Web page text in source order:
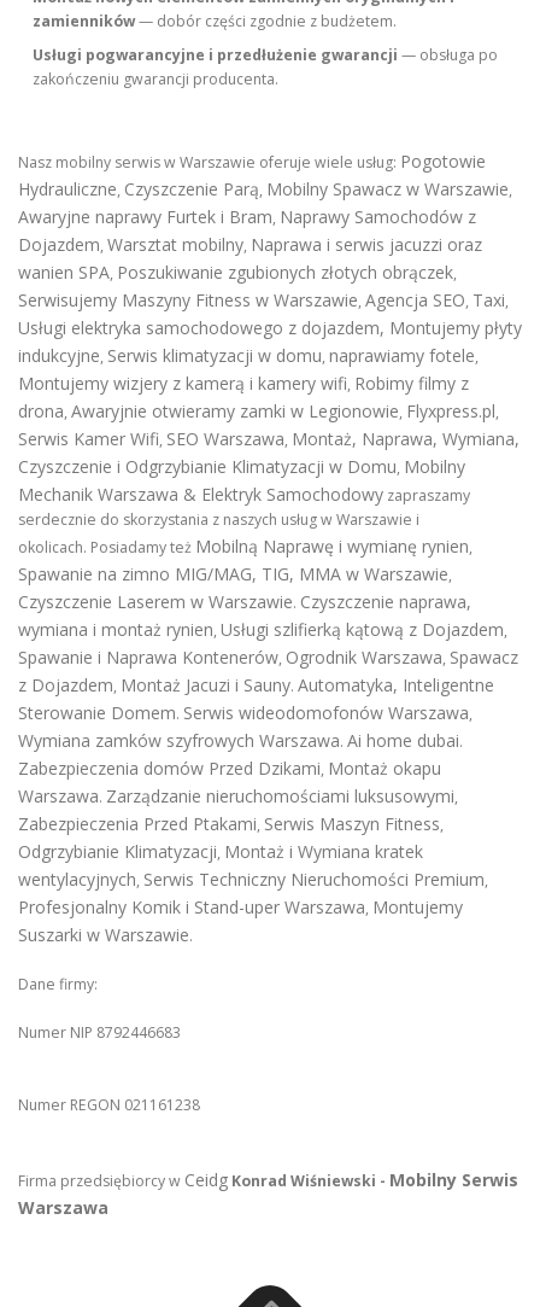
zamienników— dobór części zgodnie z budżetem.
Usługi pogwarancyjne i przedłużenie gwarancji — obsługa po
zakończeniu gwarancji producenta.
Nasz mobilny serwis w Warszawie oferuje wiele usług: Pogotowie
Hydrauliczne, Czyszczenie Parą, Mobilny Spawacz w Warszawie,
Awaryjne naprawy Furtek i Bram, Naprawy Samochodów z
Dojazdem, Warsztat mobilny, Naprawa i serwis jacuzzi oraz
wanien SPA, Poszukiwanie zgubionych złotych obrączek,
Serwisujemy Maszyny Fitness w Warszawie, Agencja SEO, Taxi,
Usługi elektryka samochodowego z dojazdem, Montujemy płyty
indukcyjne, Serwis klimatyzacji w domu, naprawiamy fotele,
Montujemy wizjery z kamerą i kamery wifi, Robimy filmy z
drona, Awaryjnie otwieramy zamki w Legionowie, Flyxpress.pl,
Serwis Kamer Wifi, SEO Warszawa, Montaż, Naprawa, Wymiana,
Czyszczenie i Odgrzybianie Klimatyzacji w Domu, Mobilny
Mechanik Warszawa & Elektryk Samochodowy zapraszamy
serdecznie do skorzystania z naszych usług w Warszawie i
okolicach. Posiadamy też Mobilną Naprawę i wymianę rynien,
Spawanie na zimno MIG/MAG, TIG, MMA w Warszawie,
Czyszczenie Laserem w Warszawie. Czyszczenie naprawa,
wymiana i montaż rynien, Usługi szlifierką kątową z Dojazdem,
Spawanie i Naprawa Kontenerów, Ogrodnik Warszawa, Spawacz
z Dojazdem, Montaż Jacuzi i Sauny. Automatyka, Inteligentne
Sterowanie Domem. Serwis wideodomofonów Warszawa,
Wymiana zamków szyfrowych Warszawa. Ai home dubai.
Zabezpieczenia domów Przed Dzikami, Montaż okapu
Warszawa. Zarządzanie nieruchomościami luksusowymi,
Zabezpieczenia Przed Ptakami, Serwis Maszyn Fitness,
Odgrzybianie Klimatyzacji, Montaż i Wymiana kratek
wentylacyjnych, Serwis Techniczny Nieruchomości Premium,
Profesjonalny Komik i Stand-uper Warszawa, Montujemy
Suszarki w Warszawie.
Dane firmy:
Numer NIP 8792446683
Numer REGON 021161238
Firma przedsiębiorcy w Ceidg Konrad Wiśniewski - Mobilny Serwis
Warszawa